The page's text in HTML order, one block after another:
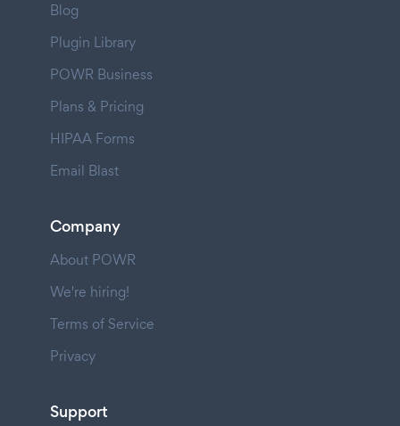
Blog
Plugin Library
POWR Business
Plans & Pricing
HIPAA Forms
Email Blast
Company
About POWR
We're hiring!
Terms of Service
Privacy
Support